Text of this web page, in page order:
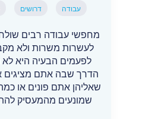
עבודה דרושים
מחפשי עבודה רבים
לעשרות משרות ולא
לפעמים הבעיה היא לא
הדרך שבה אתם מציגים
שאליהן אתם פונים או
שמונעים מהמעסיק